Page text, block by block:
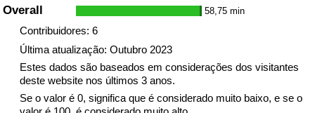
Overall 58,75 min
Contribuidores: 6
Última atualização: Outubro 2023
Estes dados são baseados em considerações dos visitantes
deste website nos últimos 3 anos.
Se o valor é 0, significa que é considerado muito baixo, e se o